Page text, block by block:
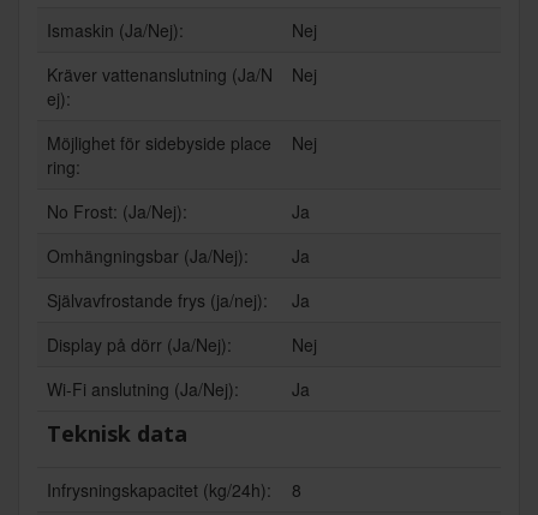
Ismaskin (Ja/Nej):
Nej
Kräver vattenanslutning (Ja/N
ej):
Nej
Möjlighet för sidebyside place
ring:
Nej
No Frost: (Ja/Nej):
Ja
Omhängningsbar (Ja/Nej):
Ja
Självavfrostande frys (ja/nej):
Ja
Display på dörr (Ja/Nej):
Nej
Wi-Fi anslutning (Ja/Nej):
Ja
Teknisk data
Infrysningskapacitet (kg/24h):
8